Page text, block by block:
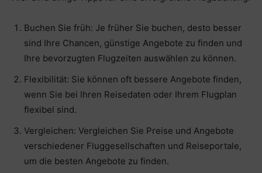
Buchen Sie früh: Je früher Sie buchen, desto besser
sind Ihre Chancen, günstige Angebote zu finden und
Ihre bevorzugten Flugzeiten auswählen zu können.
Flexibilität: Sie können oft bessere Angebote finden,
wenn Sie bei Ihren Reisedaten oder Ihrem Flugplan
flexibel sind.
Vergleichen: Vergleichen Sie Preise und Angebote
verschiedener Fluggesellschaften und Reiseportale,
um die besten Angebote zu finden.